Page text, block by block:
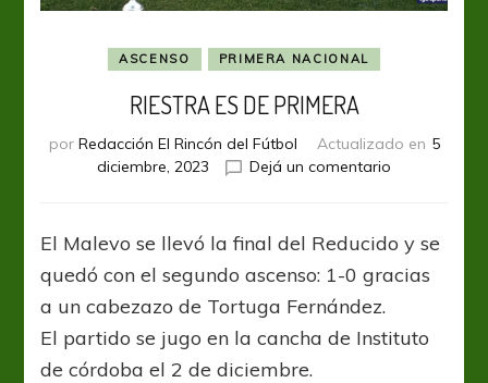
ASCENSO PRIMERA NACIONAL
RIESTRA ES DE PRIMERA
por Redacción El Rincón del Fútbol Actualizado en 5
diciembre, 2023
Dejá un comentario
PRIMERA
El Malevo se llevó la final del Reducido y se
quedó con el segundo ascenso: 1-0 gracias
a un cabezazo de Tortuga Fernández.
El partido se jugo en la cancha de Instituto
de córdoba el 2 de diciembre.